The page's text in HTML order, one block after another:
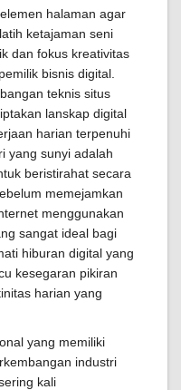
halaman agar
ketajaman seni
dan fokus kreativitas
bisnis digital.
teknis situs
lanskap digital
harian terpenuhi
yang sunyi adalah
beristirahat secara
memejamkan
menggunakan
sangat ideal bagi
hiburan digital yang
kesegaran pikiran
harian yang
yang memiliki
industri
kali